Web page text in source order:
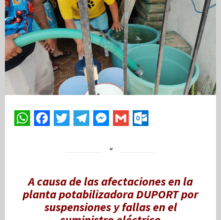
A causa de las afectaciones en la
planta potabilizadora DUPORT por
suspensiones y fallas en el